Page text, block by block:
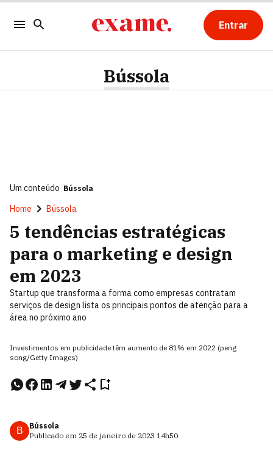
Entrar
Bússola
Um conteúdo Bússola
Home Bússola
5 tendências estratégicas
para o marketing e design
em 2023
Startup que transforma a forma como empresas contratam
serviços de design lista os principais pontos de atenção para a
área no próximo ano
Investimentos em publicidade têm aumento de 81% em 2022 (peng
song/Getty Images)
B
Bússola
Publicado em 25 de janeiro de 2023 14h50.